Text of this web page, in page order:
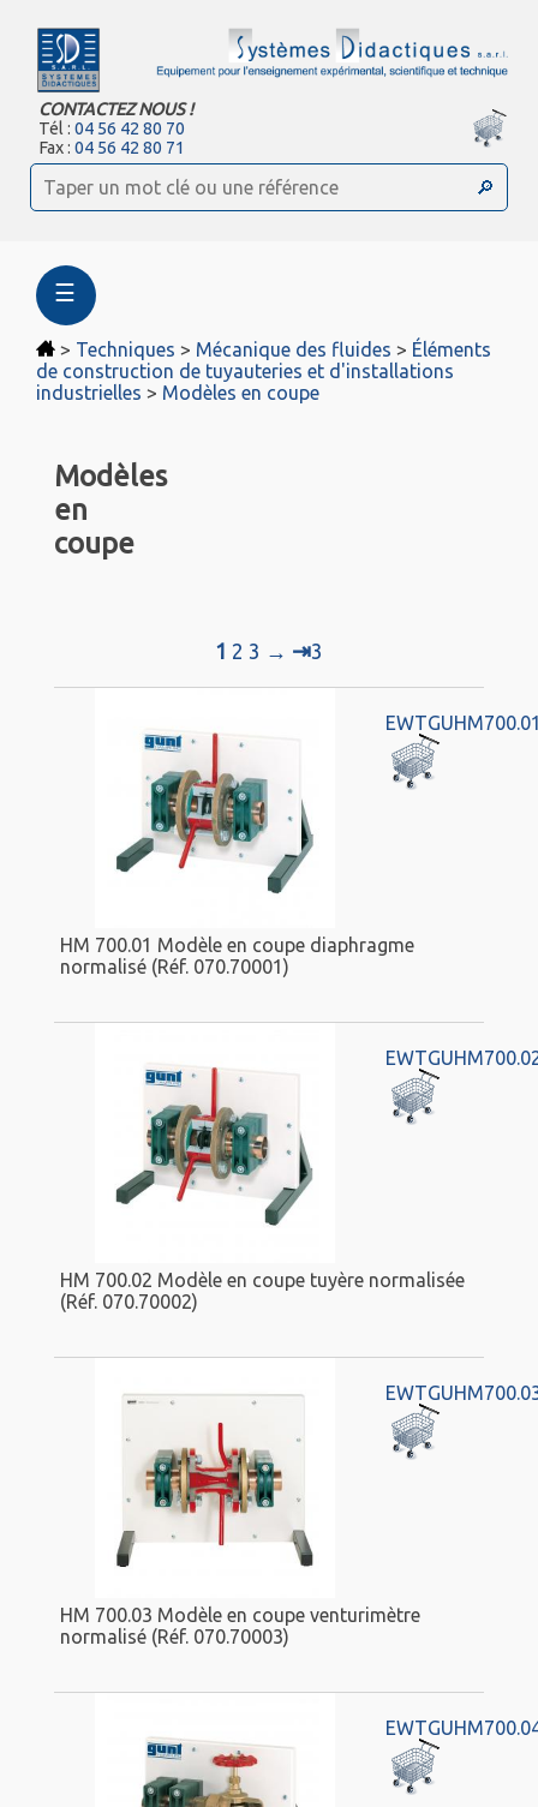
CONTACTEZ NOUS !
Tél :04 56 42 80 70
Fax :04 56 42 80 71
☰
> Techniques > Mécanique des fluides > Éléments
de construction de tuyauteries et d'installations
industrielles > Modèles en coupe
Modèles
en
coupe
1 2 3 → ⇥3
HM 700.01 Modèle en coupe diaphragme
normalisé (Réf. 070.70001)
HM 700.02 Modèle en coupe tuyère normalisée
(Réf. 070.70002)
HM 700.03 Modèle en coupe venturimètre
normalisé (Réf. 070.70003)